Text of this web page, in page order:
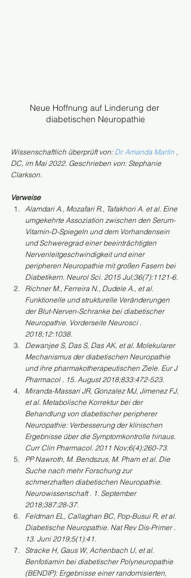
Neue Hoffnung auf Linderung der
diabetischen Neuropathie
Wissenschaftlich überprüft von: Dr. Amanda Martin
DC, im Mai 2022. Geschrieben von: Stephanie
Clarkson.
Verweise
Alamdari A., Mozafari R., Tafakhori A. et al. Eine
umgekehrte Assoziation zwischen den Serum-
Vitamin-D-Spiegeln und dem Vorhandensein
und Schweregrad einer beeinträchtigten
Nervenleitgeschwindigkeit und einer
peripheren Neuropathie mit großen Fasern bei
Diabetikern. Neurol Sci. 2015 Jul;36(7):1121-6.
Richner M., Ferreira N., Dudele A., et al.
Funktionelle und strukturelle Veränderungen
der Blut-Nerven-Schranke bei diabetischer
Neuropathie. Vorderseite Neurosci .
2018;12:1038.
Dewanjee S, Das S, Das AK, et al. Molekularer
Mechanismus der diabetischen Neuropathie
und ihre pharmakotherapeutischen Ziele. Eur J
Pharmacol . 15. August 2018;833:472-523.
Miranda-Massari JR, Gonzalez MJ, Jimenez FJ,
et al. Metabolische Korrektur bei der
Behandlung von diabetischer peripherer
Neuropathie: Verbesserung der klinischen
Ergebnisse über die Symptomkontrolle hinaus.
Curr Clin Pharmacol. 2011 Nov;6(4):260-73.
PP Nawroth, M. Bendszus, M. Pham et al. Die
Suche nach mehr Forschung zur
schmerzhaften diabetischen Neuropathie.
Neurowissenschaft . 1. September
2018;387:28-37.
Feldman EL, Callaghan BC, Pop-Busui R, et al.
Diabetische Neuropathie. Nat Rev Dis-Primer .
13. Juni 2019;5(1):41.
Stracke H, Gaus W, Achenbach U, et al.
Benfotiamin bei diabetischer Polyneuropathie
(BENDIP): Ergebnisse einer randomisierten,